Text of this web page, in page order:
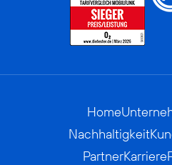
Home
Nachhaltigkeit
PartnerKarriere